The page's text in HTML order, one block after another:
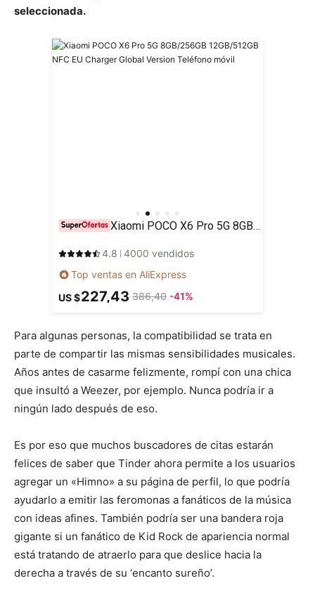
seleccionada.
Xiaomi POCO X6 Pro 5G 8GB/256GB 12GB/512GB NFC EU Charger Global Version Teléfono móvil
4.8 4000 vendidos
Top ventas en AliExpress
US $227,43 386,40 -41%
Para algunas personas, la compatibilidad se trata en
parte de compartir las mismas sensibilidades musicales.
Años antes de casarme felizmente, rompí con una chica
que insultó a Weezer, por ejemplo. Nunca podría ir a
ningún lado después de eso.
Es por eso que muchos buscadores de citas estarán
felices de saber que Tinder ahora permite a los usuarios
agregar un «Himno» a su página de perfil, lo que podría
ayudarlo a emitir las feromonas a fanáticos de la música
con ideas afines. También podría ser una bandera roja
gigante si un fanático de Kid Rock de apariencia normal
está tratando de atraerlo para que deslice hacia la
derecha a través de su ‘encanto sureño’.